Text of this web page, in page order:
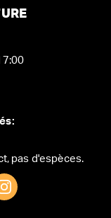
pas d'espèces.